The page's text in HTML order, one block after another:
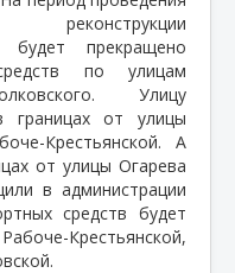
реконструкции
будет прекращено
по улицам
Улицу
границах от улицы
Крестьянской. А
от улицы Огарева
в администрации
средств будет
Крестьянской,